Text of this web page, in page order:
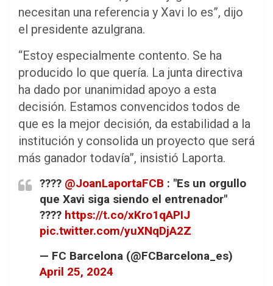
necesitan una referencia y Xavi lo es”, dijo
el presidente azulgrana.
“Estoy especialmente contento. Se ha
producido lo que quería. La junta directiva
ha dado por unanimidad apoyo a esta
decisión. Estamos convencidos todos de
que es la mejor decisión, da estabilidad a la
institución y consolida un proyecto que será
más ganador todavía”, insistió Laporta.
????️ @JoanLaportaFCB : "Es un orgullo
que Xavi siga siendo el entrenador"
???? https://t.co/xKro1qAPIJ
pic.twitter.com/yuXNqDjA2Z
— FC Barcelona (@FCBarcelona_es)
April 25, 2024